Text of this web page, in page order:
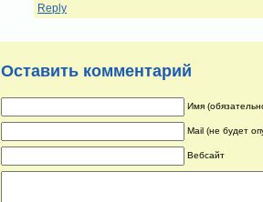
Reply
Оставить комментарий
Имя
Mail (не будет
Вебсайт